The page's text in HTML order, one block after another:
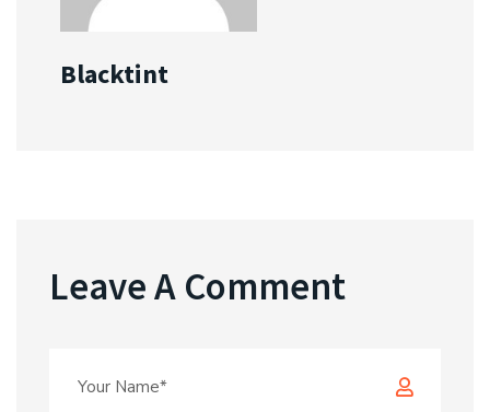
Blacktint
Leave A Comment